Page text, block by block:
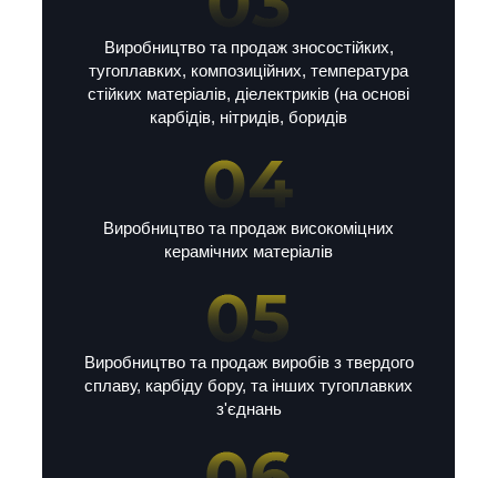
Виробництво та продаж зносостійких,
тугоплавких, композиційних, температура
стійких матеріалів, діелектриків (на основі
карбідів, нітридів, боридів
Виробництво та продаж високоміцних
керамічних матеріалів
Виробництво та продаж виробів з твердого
сплаву, карбіду бору, та інших тугоплавких
з'єднань